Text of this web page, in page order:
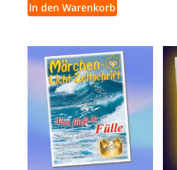
In den Warenkorb